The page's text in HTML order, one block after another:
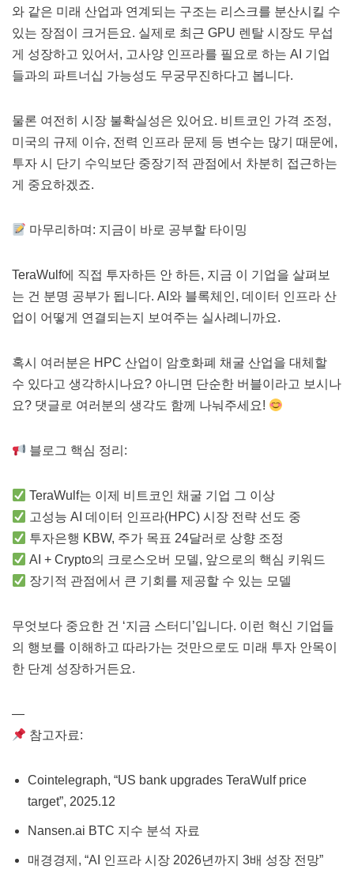
와 같은 미래 산업과 연계되는 구조는 리스크를 분산시킬 수
있는 장점이 크거든요. 실제로 최근 GPU 렌탈 시장도 무섭
게 성장하고 있어서, 고사양 인프라를 필요로 하는 AI 기업
들과의 파트너십 가능성도 무궁무진하다고 봅니다.
물론 여전히 시장 불확실성은 있어요. 비트코인 가격 조정,
미국의 규제 이슈, 전력 인프라 문제 등 변수는 많기 때문에,
투자 시 단기 수익보단 중장기적 관점에서 차분히 접근하는
게 중요하겠죠.
마무리하며: 지금이 바로 공부할 타이밍
TeraWulf에 직접 투자하든 안 하든, 지금 이 기업을 살펴보
는 건 분명 공부가 됩니다. AI와 블록체인, 데이터 인프라 산
업이 어떻게 연결되는지 보여주는 실사례니까요.
혹시 여러분은 HPC 산업이 암호화폐 채굴 산업을 대체할
수 있다고 생각하시나요? 아니면 단순한 버블이라고 보시나
요? 댓글로 여러분의 생각도 함께 나눠주세요!
블로그 핵심 정리:
TeraWulf는 이제 비트코인 채굴 기업 그 이상
고성능 AI 데이터 인프라(HPC) 시장 전략 선도 중
투자은행 KBW, 주가 목표 24달러로 상향 조정
AI + Crypto의 크로스오버 모델, 앞으로의 핵심 키워드
장기적 관점에서 큰 기회를 제공할 수 있는 모델
무엇보다 중요한 건 ‘지금 스터디’입니다. 이런 혁신 기업들
의 행보를 이해하고 따라가는 것만으로도 미래 투자 안목이
한 단계 성장하거든요.
—
참고자료:
Cointelegraph, “US bank upgrades TeraWulf price
target”, 2025.12
Nansen.ai BTC 지수 분석 자료
매경경제, “AI 인프라 시장 2026년까지 3배 성장 전망”